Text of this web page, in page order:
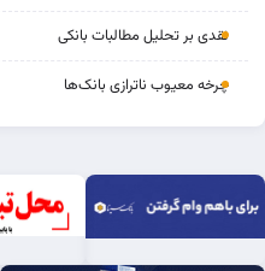
نقدی بر تحلیل مطالبات بانکی
چرخه‌ معیوب ناترازی بانک‌ها